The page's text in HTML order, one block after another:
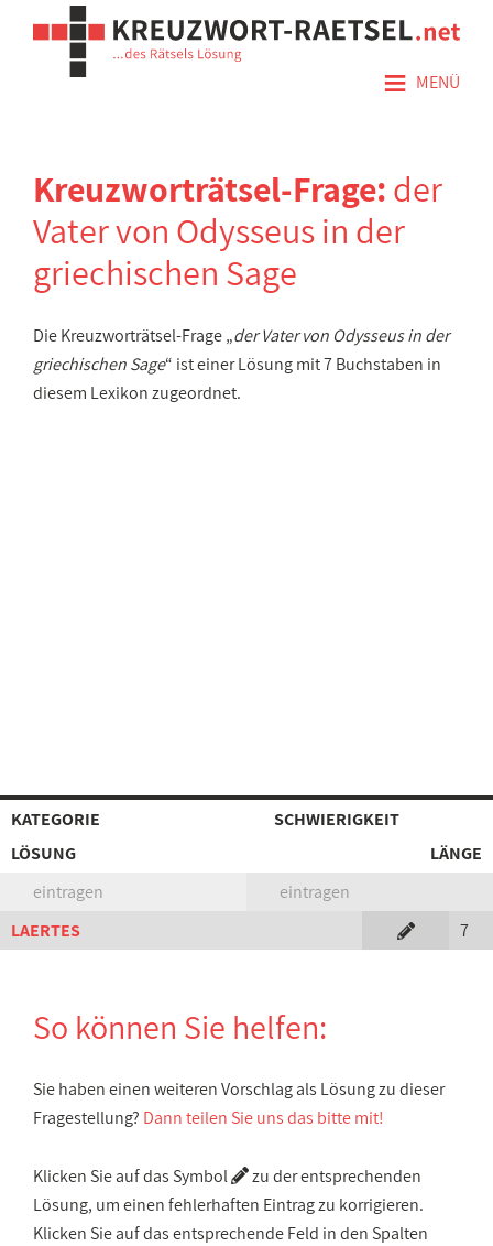
≡ MENÜ
Kreuzworträtsel-Frage:der
Vater von Odysseus in der
griechischen Sage
Die Kreuzworträtsel-Frage „der Vater von Odysseus in der
griechischen Sage“ ist einer Lösung mit 7 Buchstaben in
diesem Lexikon zugeordnet.
KATEGORIE
SCHWIERIGKEIT
LÖSUNG
LÄNGE
eintragen
eintragen
LAERTES
7
So können Sie helfen:
Sie haben einen weiteren Vorschlag als Lösung zu dieser
Fragestellung? Dann teilen Sie uns das bitte mit!
Klicken Sie auf das Symbol
zu der entsprechenden
Lösung, um einen fehlerhaften Eintrag zu korrigieren.
Klicken Sie auf das entsprechende Feld in den Spalten